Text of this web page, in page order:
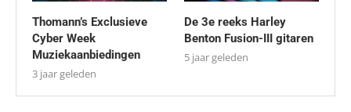
Thomann’s Exclusieve
Cyber Week
Muziekaanbiedingen
3 jaar geleden
De 3e reeks Harley
Benton Fusion-III gitaren
5 jaar geleden